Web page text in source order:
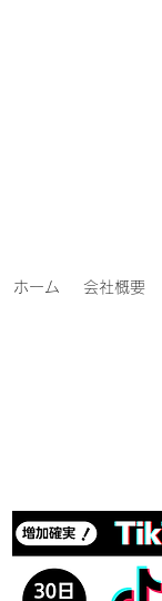
ホーム 会社概要